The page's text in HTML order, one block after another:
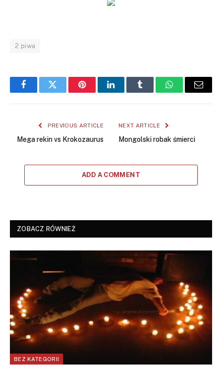
2 piwa
FacebookTwitter PinterestLinkedInTumblr WhatsAppEmail
PREVIOUS ARTICLE
Mega rekin vs Krokozaurus
NEXT ARTICLE
Mongolski robak śmierci
ADD A COMMENT
ZOBACZ RÓWNIEŻ
BEZ KATEGORII